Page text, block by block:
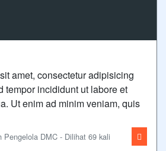
amet, consectetur adipisicing
tempor incididunt ut labore et
Ut enim ad minim veniam, quis
Pengelola DMC - Dilihat 69 kali